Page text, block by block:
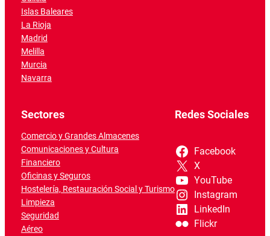
Islas Baleares
La Rioja
Madrid
Melilla
Murcia
Navarra
Sectores
Comercio y Grandes Almacenes
Comunicaciones y Cultura
Financiero
Oficinas y Seguros
Hostelería, Restauración Social y Turismo
Limpieza
Seguridad
Aéreo
Redes Sociales
Facebook
X
YouTube
Instagram
LinkedIn
Flickr